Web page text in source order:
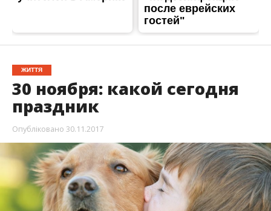
30 ноября в Украине и мире в разные годы
произошло немало интересных и знаковых
событий.
Информаторрасскажет о самых интересных
фактах этого дня.